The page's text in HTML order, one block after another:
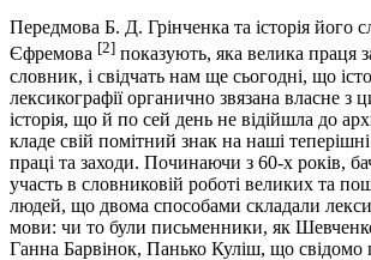
Передмова Б. Д. Грінченка та історія його
Єфремова [2] показують, яка велика праця
словник, і свідчать нам ще сьогодні, що
лексикографії органично звязана власне
історія, що й по сей день не відійшла до
кладе свій помітний знак на наші
праці та заходи. Починаючи з 60-х років,
участь в словниковій роботі великих та
людей, що двома способами складали
мови: чи то були письменники, як
Ганна Барвінок, Панько Куліш, що